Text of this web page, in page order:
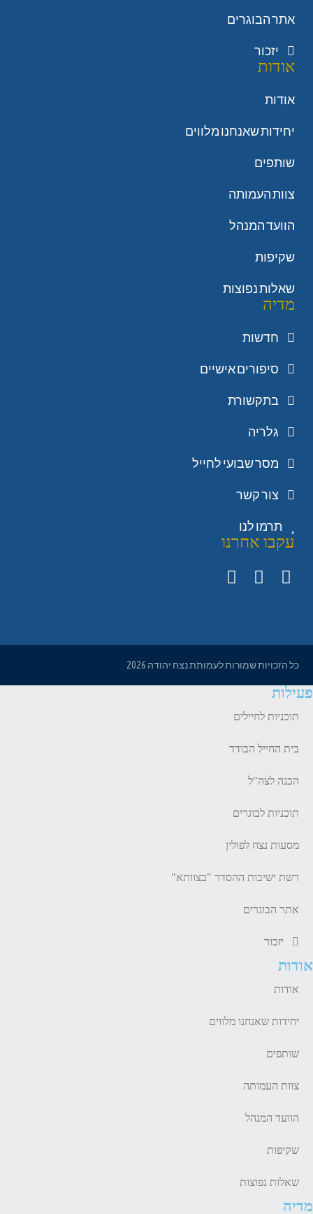
אתר הבוגרים
יזכור
אודות
אודות
יחידות שאנחנו מלווים
שותפים
צוות העמותה
הוועד המנהל
שקיפות
שאלות נפוצות
מדיה
חדשות
סיפורים אישיים
בתקשורת
גלריה
מסר שבועי לחייל
צור קשר
תרמו לנו
עקבו אחרנו
כל הזכויות שמורות לעמותת נצח יהודה 2026
פעילות
תוכניות לחיילים
בית החייל הבודד
הכנה לצה"ל
תוכניות לבוגרים
מסעות נצח לפולין
רשת ישיבות ההסדר "בצוותא"
אתר הבוגרים
יזכור
אודות
אודות
יחידות שאנחנו מלווים
שותפים
צוות העמותה
הוועד המנהל
שקיפות
שאלות נפוצות
מדיה